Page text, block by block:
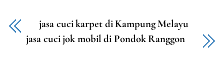
jasa cuci karpet di Kampung Melayu
jasa cuci jok mobil di Pondok Ranggon